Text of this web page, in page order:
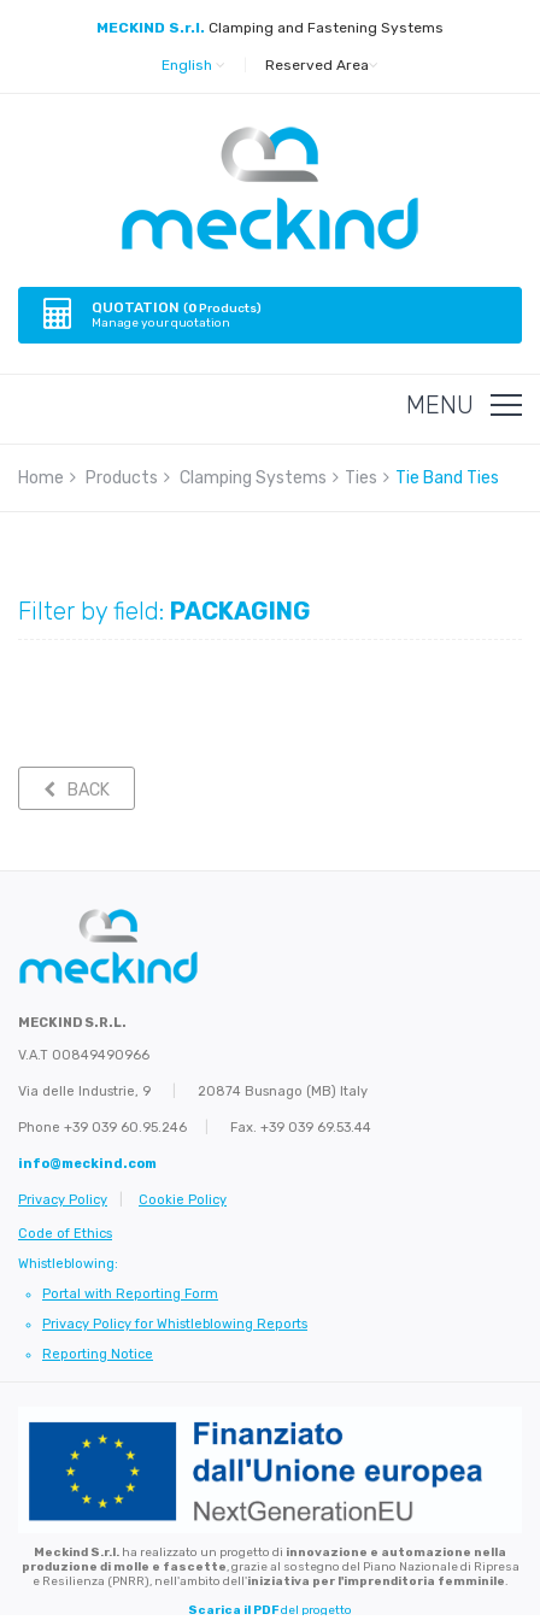
MECKIND S.r.l. Clamping and Fastening Systems
English Reserved Area
QUOTATION (0Products)
Manage your quotation
MENU
Home Products Clamping Systems Ties Tie Band Ties
Filter by field: PACKAGING
BACK
MECKIND S.R.L.
V.A.T 00849490966
Via delle Industrie, 9 20874 Busnago (MB) Italy
Phone +39 039 60.95.246 Fax. +39 039 69.53.44
info@meckind.com
Privacy Policy Cookie Policy
Code of Ethics
Whistleblowing:
Portal with Reporting Form
Privacy Policy for Whistleblowing Reports
Reporting Notice
Meckind S.r.l. ha realizzato un progetto di innovazione e automazione nella
produzione di molle e fascette, grazie al sostegno del Piano Nazionale di Ripresa
e Resilienza (PNRR), nell'ambito dell'iniziativa per l'imprenditoria femminile.
Scarica il PDFdel progetto